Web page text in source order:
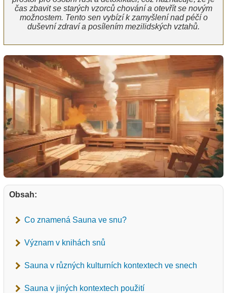
čas zbavit se starých vzorců chování a otevřít se novým
možnostem. Tento sen vybízí k zamyšlení nad péčí o
duševní zdraví a posílením mezilidských vztahů.
Obsah:
Co znamená Sauna ve snu?
Význam v knihách snů
Sauna v různých kulturních kontextech ve snech
Sauna v jiných kontextech použití